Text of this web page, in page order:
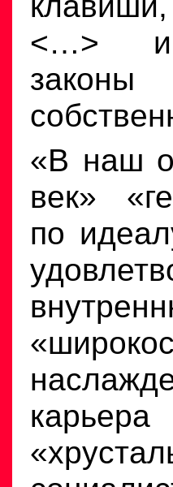
<…>
«В наш
век»
по